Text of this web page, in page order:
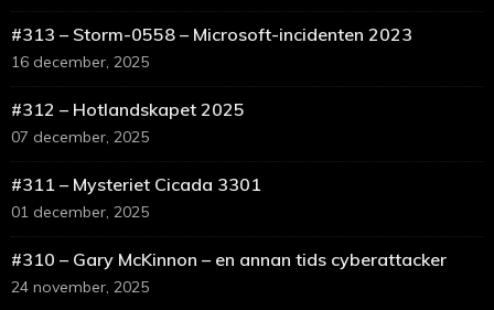
#313 – Storm-0558 – Microsoft-incidenten 2023
16 december, 2025
#312 – Hotlandskapet 2025
07 december, 2025
#311 – Mysteriet Cicada 3301
01 december, 2025
#310 – Gary McKinnon – en annan tids cyberattacker
24 november, 2025